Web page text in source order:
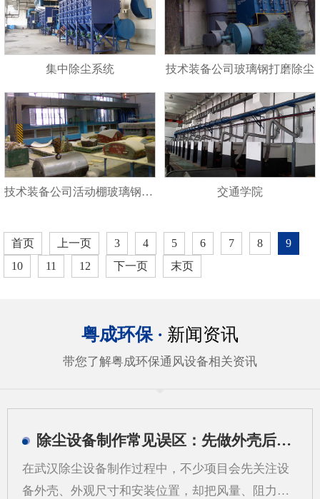
集中除尘系统 技术装备公司玻璃钢打磨除尘
技术装备公司活动棚玻璃钢打磨 交通学院
首页 上一页 3 4 5 6 7 8
9
10
11 12 下一页 末页
粤成环保 · 新闻资讯
带您了解粤成环保通风设备相关资讯
除尘设备制作常见误区：先做外壳后算系统会带来哪些问题
在武汉除尘设备制作过程中，不少项目会先关注设
备外壳、外观尺寸和安装位置，却把风量、阻力、